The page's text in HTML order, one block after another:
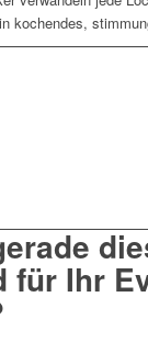
kochendes,
für Ihr